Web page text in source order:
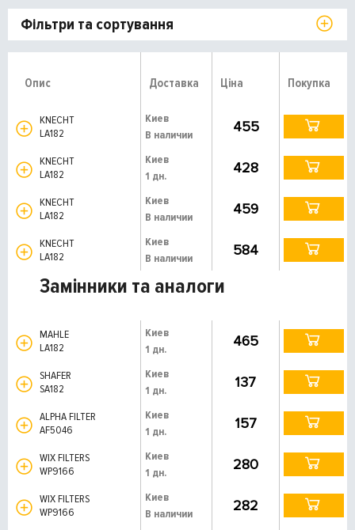
Фільтри та сортування
Опис Доставка Ціна Покупка
KNECHT
LA182
Киев
В наличии
455
KNECHT
LA182
Киев
1 дн.
428
KNECHT
LA182
Киев
В наличии
459
KNECHT
LA182
Киев
В наличии
584
Замінники та аналоги
MAHLE
LA182
Киев
1 дн.
465
SHAFER
SA182
Киев
1 дн.
137
ALPHA FILTER
AF5046
Киев
1 дн.
157
WIX FILTERS
WP9166
Киев
1 дн.
280
WIX FILTERS
WP9166
Киев
В наличии
282